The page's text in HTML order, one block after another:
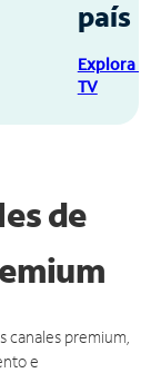
país
Explora
TV
de
canales premium,
e